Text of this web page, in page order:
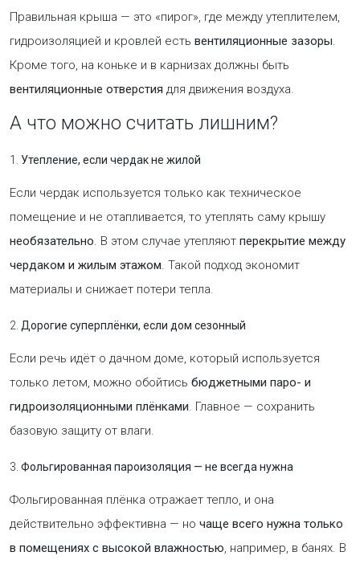
Правильная крыша — это «пирог», где между утеплителем,
гидроизоляцией и кровлей есть вентиляционные зазоры.
Кроме того, на коньке и в карнизах должны быть
вентиляционные отверстия для движения воздуха.
А что можно считать лишним?
1. Утепление, если чердак не жилой
Если чердак используется только как техническое
помещение и не отапливается, то утеплять саму крышу
необязательно. В этом случае утепляют перекрытие между
чердаком и жилым этажом. Такой подход экономит
материалы и снижает потери тепла.
2. Дорогие суперплёнки, если дом сезонный
Если речь идёт о дачном доме, который используется
только летом, можно обойтись бюджетными паро- и
гидроизоляционными плёнками. Главное — сохранить
базовую защиту от влаги.
3. Фольгированная пароизоляция — не всегда нужна
Фольгированная плёнка отражает тепло, и она
действительно эффективна — но чаще всего нужна только
в помещениях с высокой влажностью, например, в банях. В